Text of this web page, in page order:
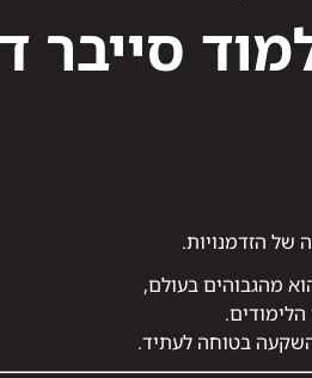
סייבר
של הזדמנויות.
מהגבוהים בעולם,
בטוחה לעתיד.